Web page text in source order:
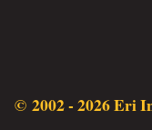
© 2002 - 2026 Eri